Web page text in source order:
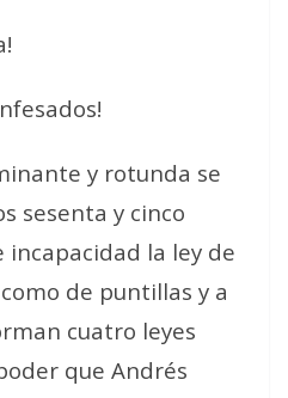
y rotunda se
sesenta y cinco
incapacidad la ley de
de puntillas y a
cuatro leyes
que Andrés